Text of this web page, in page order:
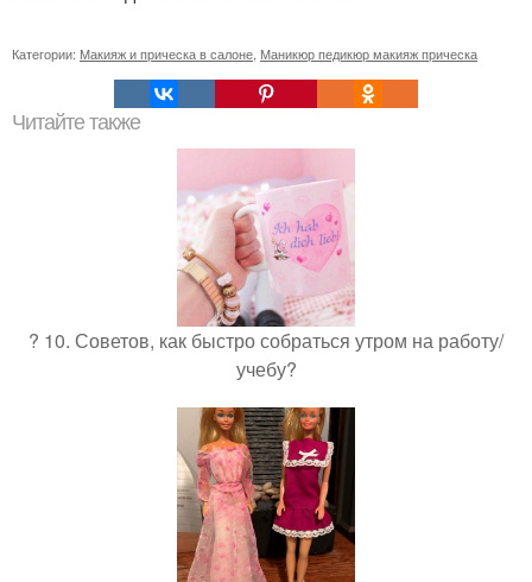
Категории: Макияж и прическа в салоне Маникюр педикюр макияж прическа
Читайте также
? 10. Советов, как быстро собраться утром на работу/
учебу?